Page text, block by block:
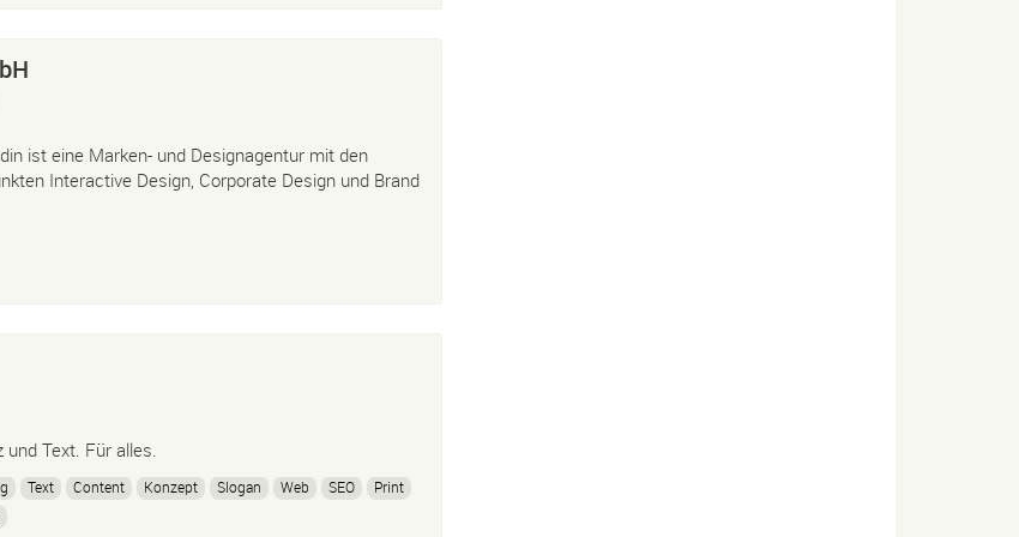
ist eine Marken- und Designagentur mit den
Interactive Design, Corporate Design und Brand
und Text. Für alles.
Text Content Konzept Slogan Web SEO
Print